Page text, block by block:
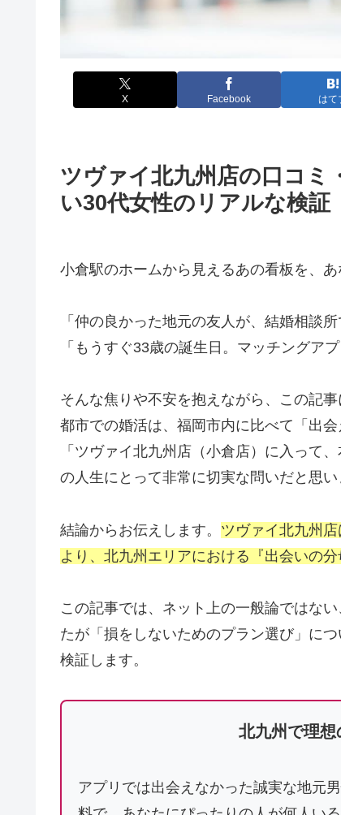
X Facebook はて
ツヴァイ北九州店の口コミ
い30代女性のリアルな検証
小倉駅のホームから見えるあの看板を、
「仲の良かった地元の友人が、結婚相談
「もうすぐ33歳の誕生日。マッチングア
そんな焦りや不安を抱えながら、この記
都市での婚活は、福岡市内に比べて「出
「ツヴァイ北九州店（小倉店）に入って
の人生にとって非常に切実な問いだと思い
結論からお伝えします。 ツヴァイ北九州
より、北九州エリアにおける『出会いの
この記事では、ネット上の一般論ではな
たが「損をしないためのプラン選び」に
検証します。
北九州で理
アプリでは出会えなかった誠実な地元